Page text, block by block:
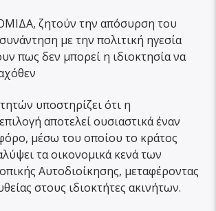
ζητούν την απόσυρση του
με την πολιτική ηγεσία
πως δεν μπορεί η ιδιοκτησία να
υποστηρίζει ότι η
αποτελεί ουσιαστικά έναν
μέσω του οποίου το κράτος
τα οικονομικά κενά των
Αυτοδιοίκησης, μεταφέροντας
στους ιδιοκτήτες ακινήτων.